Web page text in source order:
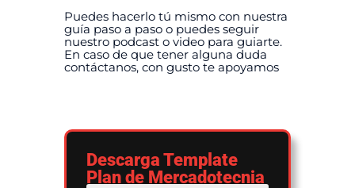
Puedes hacerlo tú mismo con nuestra
guía paso a paso o puedes seguir
nuestro podcast o video para guiarte.
En caso de que tener alguna duda
contáctanos, con gusto te apoyamos
Descarga Template
Plan de Mercadotecnia